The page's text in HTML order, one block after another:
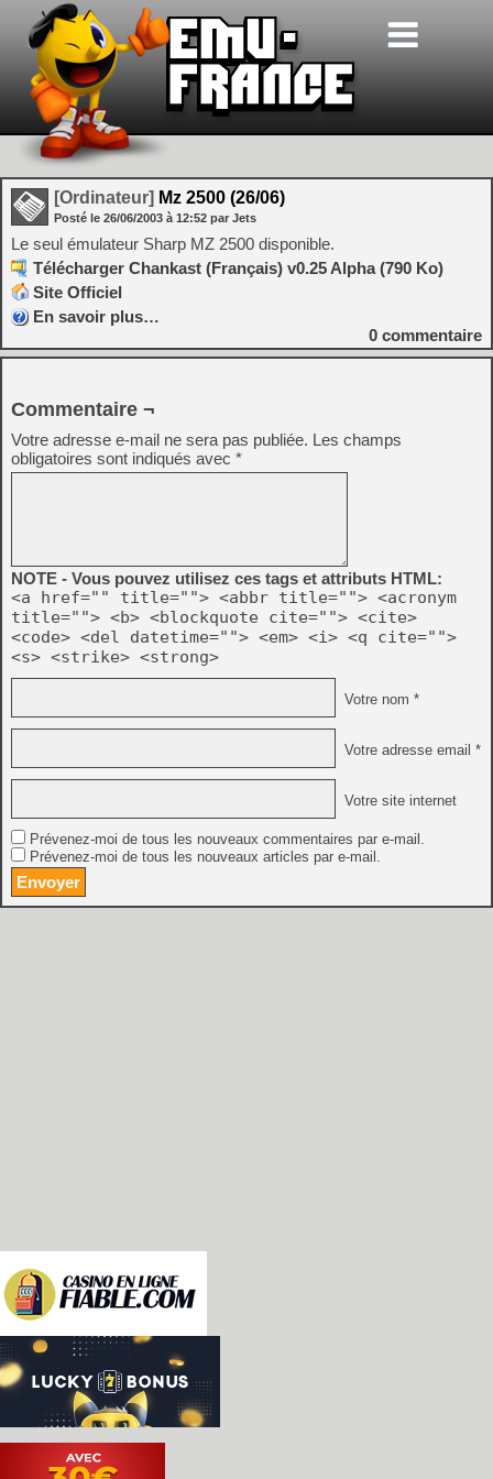
[Ordinateur] Mz 2500 (26/06)
Posté le 26/06/2003 à 12:52 par Jets
Le seul émulateur Sharp MZ 2500 disponible.
Télécharger Chankast (Français) v0.25 Alpha (790 Ko)
Site Officiel
En savoir plus…
0 commentaire
Commentaire ¬
Votre adresse e-mail ne sera pas publiée. Les champs
obligatoires sont indiqués avec *
NOTE - Vous pouvez utilisez ces tags et attributs HTML:
<a href="" title=""> <abbr title=""> <acronym
title=""> <b> <blockquote cite=""> <cite>
<code> <del datetime=""> <em> <i> <q cite="">
<s> <strike> <strong>
Votre nom *
Votre adresse email *
Votre site internet
Prévenez-moi de tous les nouveaux commentaires par e-mail.
Prévenez-moi de tous les nouveaux articles par e-mail.